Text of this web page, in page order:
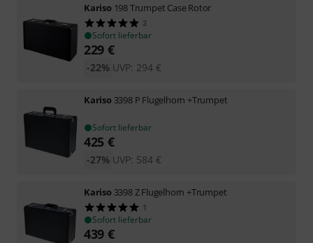
Kariso 198 Trumpet Case Rotor
2
Sofort lieferbar
229 €
UVP: 294 €
-22%
Kariso 3398 P Flugelhorn +Trumpet
Sofort lieferbar
425 €
UVP: 584 €
-27%
Kariso 3398 Z Flugelhorn +Trumpet
1
Sofort lieferbar
439 €